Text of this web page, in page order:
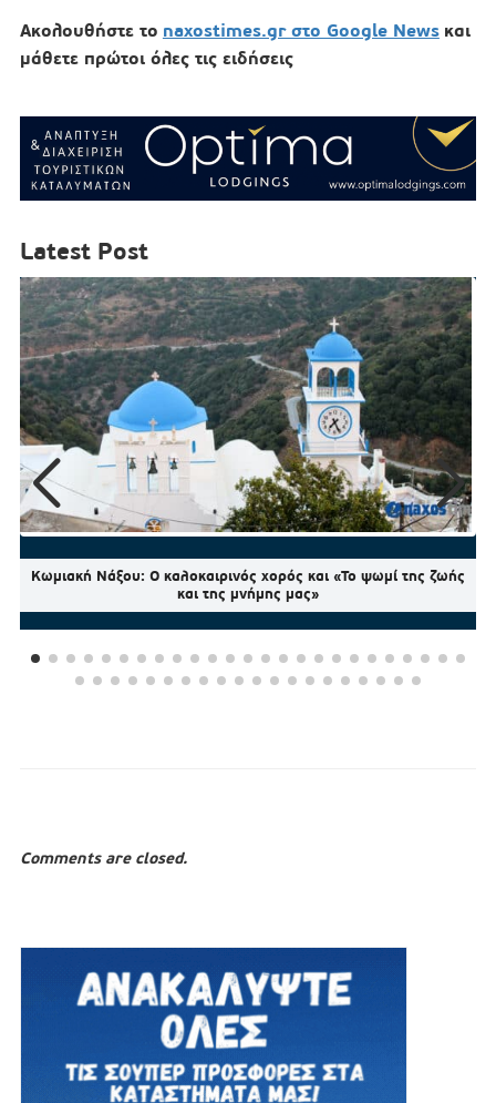
Ακολουθήστε το naxostimes.gr στο Google News και
μάθετε πρώτοι όλες τις ειδήσεις
Latest Post
Κωμιακή Νάξου: Ο καλοκαιρινός χορός και «Το ψωμί της ζωής
και της μνήμης μας»
Comments are closed.